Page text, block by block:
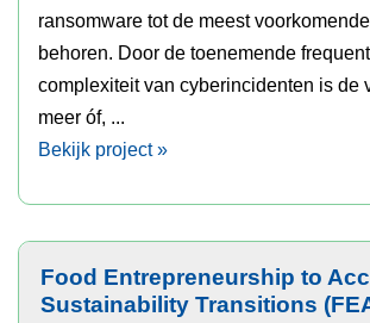
ransomware tot de meest
behoren. Door de toenemende
complexiteit van cyberincidenten is de
meer óf, ...
Bekijk project »
Food Entrepreneurship to
Sustainability Transitions